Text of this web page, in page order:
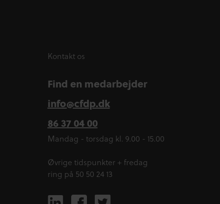
Kontakt os
Find en medarbejder
info@cfdp.dk
86 37 04 00
Mandag - torsdag kl. 9.00 - 15.00
Øvrige tidspunkter + fredag
ring på 50 50 24 13